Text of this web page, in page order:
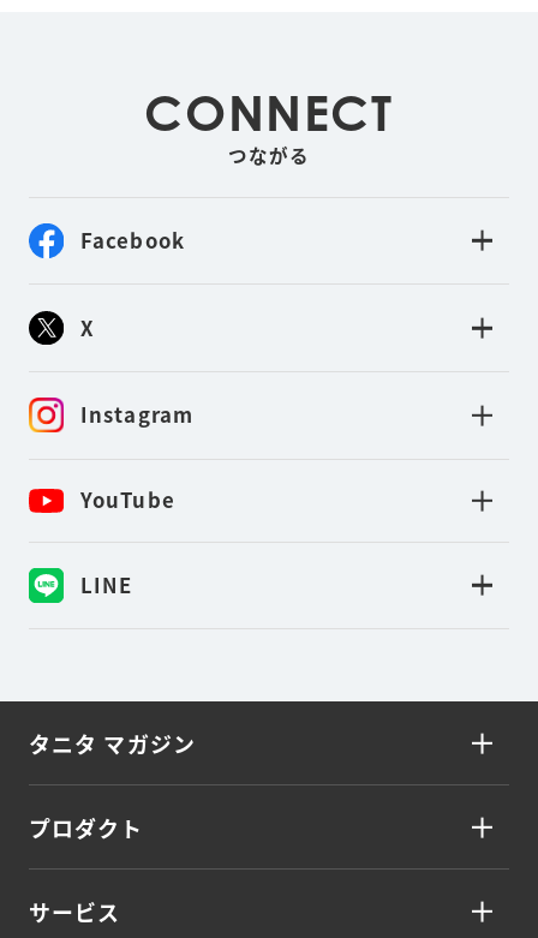
CONNECT
つながる
Facebook
X
Instagram
YouTube
LINE
タニタ マガジン
プロダクト
サービス